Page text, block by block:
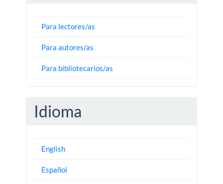
Para lectores/as
Para autores/as
Para bibliotecarios/as
Idioma
English
Español